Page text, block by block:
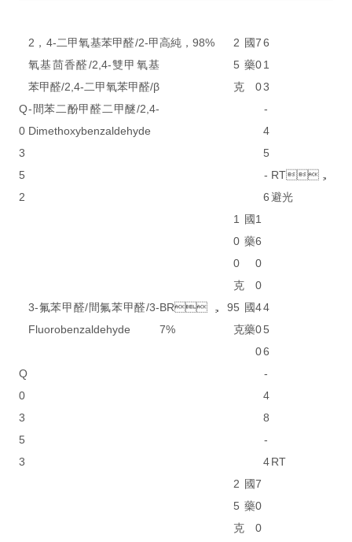
Q
0
3
5
2
2，4-二甲氧基苯甲醛/2-甲
氧基茴香醛/2,4-雙甲氧基
苯甲醛/2,4-二甲氧苯甲醛/β
-間苯二酚甲醛二甲醚/2,4-
Dimethoxybenzaldehyde
高純，98%
2
5
克
國
藥
7
0
0
6
1
3
-
4
5
-
6
RT，
避光
1
0
0
克
國
藥
1
6
0
0
Q
0
3
5
3
3-氟苯甲醛/間氟苯甲醛/3-
Fluorobenzaldehyde
BR，9
7%
5
克
國
藥
4
0
0
4
5
6
-
4
8
-
4RT
2
5
克
國
藥
7
0
0